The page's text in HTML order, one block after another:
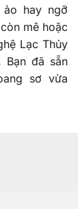
hay ngỡ
mê hoặc
Lạc Thủy
Bạn đã sẵn
sơ vừa